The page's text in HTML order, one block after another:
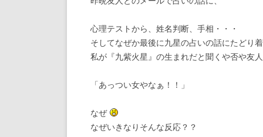
心理テストから、姓名判断、手相・・・
そしてなぜか最後に九星の占いの話にたどり着
私が『九紫火星』の生まれだと聞くや否や友人
「あっつい女やなぁ！！」
なぜ
なぜいきなりそんな反応？？